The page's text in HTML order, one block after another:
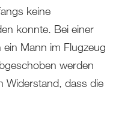
keine
konnte. Bei einer
Mann im Flugzeug
werden
Widerstand, dass die